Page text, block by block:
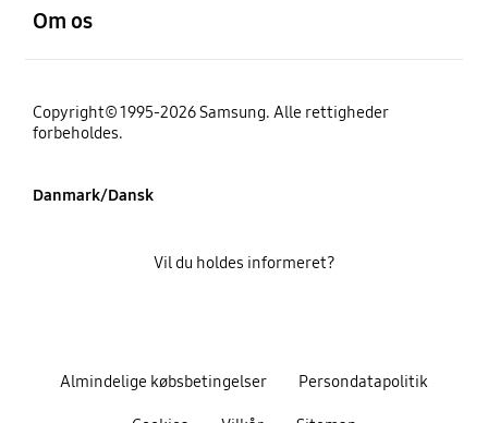
Om os
Copyright© 1995-2026 Samsung. Alle rettigheder
forbeholdes.
Danmark/Dansk
Almindelige købsbetingelser Persondatapolitik
Vil du holdes informeret?